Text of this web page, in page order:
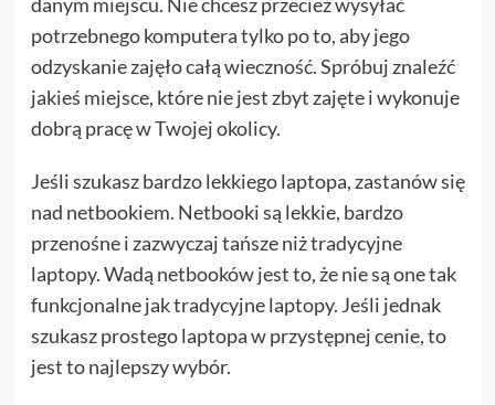
potrzebnego komputera tylko po to, aby jego
odzyskanie zajęło całą wieczność. Spróbuj znaleźć
jakieś miejsce, które nie jest zbyt zajęte i wykonuje
dobrą pracę w Twojej okolicy.
Jeśli szukasz bardzo lekkiego laptopa, zastanów się
nad netbookiem. Netbooki są lekkie, bardzo
przenośne i zazwyczaj tańsze niż tradycyjne
laptopy. Wadą netbooków jest to, że nie są one tak
funkcjonalne jak tradycyjne laptopy. Jeśli jednak
szukasz prostego laptopa w przystępnej cenie, to
jest to najlepszy wybór.